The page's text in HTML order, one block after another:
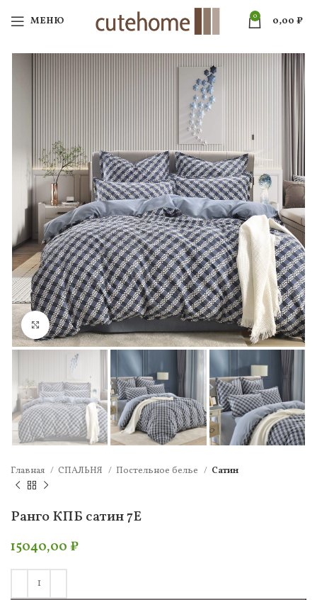
МЕНЮ 0 0,00 ₽
Нажмите, чтобы увеличить
Главная СПАЛЬНЯ Постельное белье Сатин
Ранго КПБ сатин 7Е
15040,00 ₽